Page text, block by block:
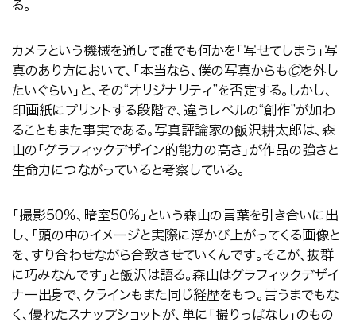
る。
カメラという機械を通して誰でも何かを「写せてしまう」写
真のあり方において、「本当なら、僕の写真からもⒸを外し
たいぐらい」と、その“オリジナリティ”を否定する。しかし、
印画紙にプリントする段階で、違うレベルの“創作”が加わ
ることもまた事実である。写真評論家の飯沢耕太郎は、森
山の「グラフィックデザイン的能力の高さ」が作品の強さと
生命力につながっていると考察している。
「撮影50％、暗室50％」という森山の言葉を引き合いに出
し、「頭の中のイメージと実際に浮かび上がってくる画像と
を、すり合わせながら合致させていくんです。そこが、抜群
に巧みなんです」と飯沢は語る。森山はグラフィックデザイ
ナー出身で、クラインもまた同じ経歴をもつ。言うまでもな
く、優れたスナップショットが、単に「撮りっぱなし」のもの